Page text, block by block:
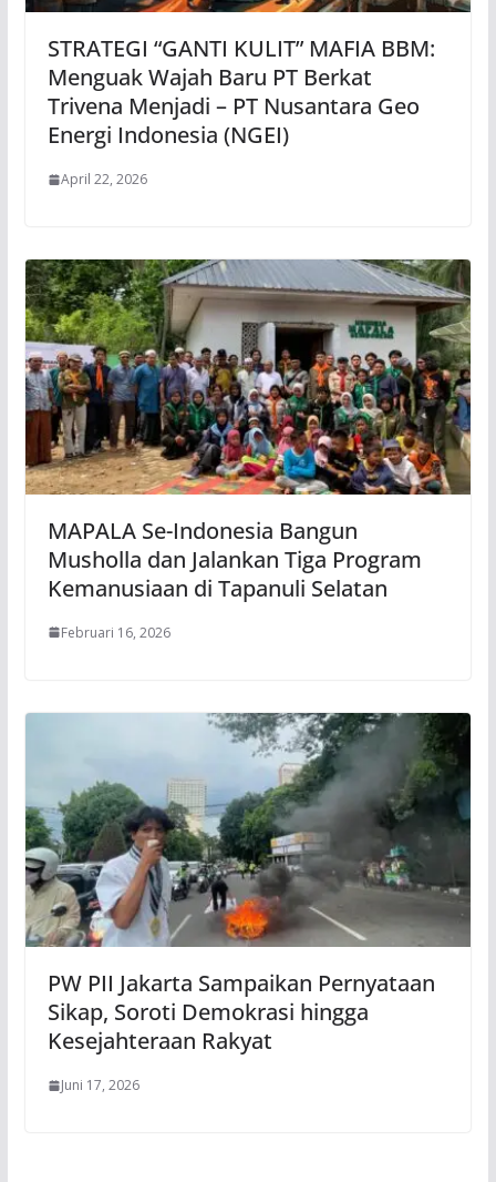
STRATEGI “GANTI KULIT” MAFIA BBM:
Menguak Wajah Baru PT Berkat
Trivena Menjadi – PT Nusantara Geo
Energi Indonesia (NGEI)
April 22, 2026
MAPALA Se-Indonesia Bangun
Musholla dan Jalankan Tiga Program
Kemanusiaan di Tapanuli Selatan
Februari 16, 2026
PW PII Jakarta Sampaikan Pernyataan
Sikap, Soroti Demokrasi hingga
Kesejahteraan Rakyat
Juni 17, 2026